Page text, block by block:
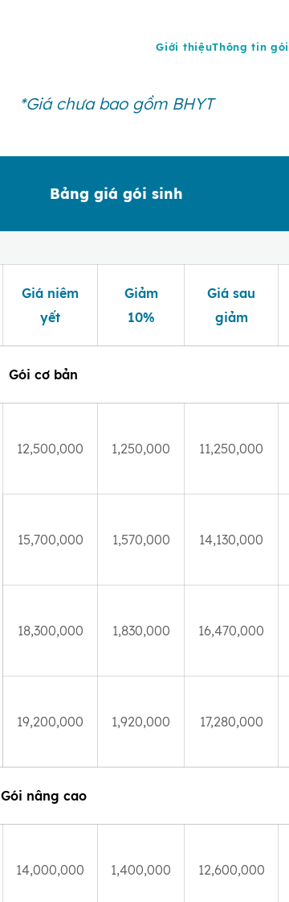
Giới thiệuThông tin gói
*Giá chưa bao gồm BHYT
Bảng giá gói sinh
Giá niêm
yết
Giảm
10%
Giá sau
giảm
Gói cơ bản
12,500,000 1,250,000 11,250,000
15,700,000 1,570,000 14,130,000
18,300,000 1,830,000 16,470,000
19,200,000 1,920,000 17,280,000
Gói nâng cao
14,000,000 1,400,000 12,600,000